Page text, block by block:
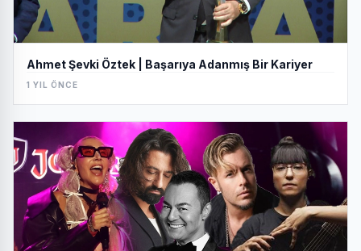
Ahmet Şevki Öztek | Başarıya Adanmış Bir Kariyer
1 YIL ÖNCE